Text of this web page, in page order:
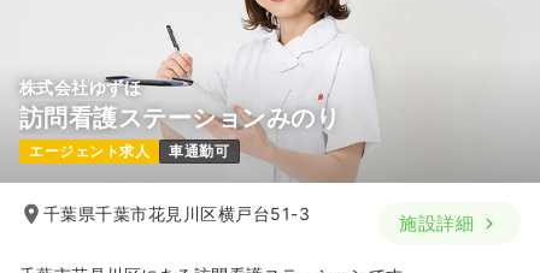
株式会社ゆずほ
訪問看護ステーションみのり
エージェント求人 車通勤可
千葉県千葉市花見川区横戸台51-3 施設詳細